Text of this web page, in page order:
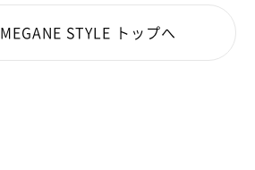
MEGANE STYLE トップへ